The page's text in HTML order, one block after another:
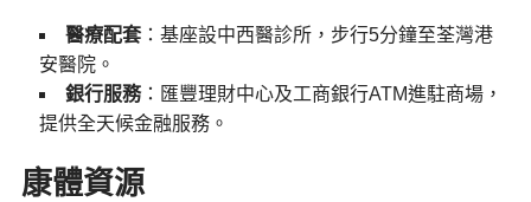
醫療配套：基座設中西醫診所，步行5分鐘至荃灣港
安醫院。
銀行服務：匯豐理財中心及工商銀行ATM進駐商場，
提供全天候金融服務。
康體資源